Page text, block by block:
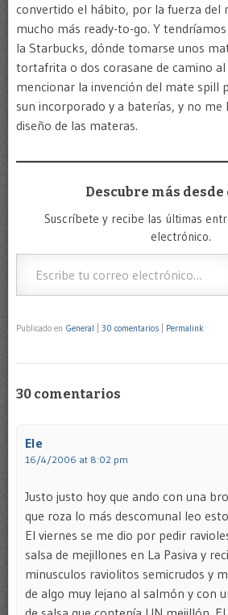
convertido el hábito, por la fuerza del
mucho más ready-to-go. Y
la Starbucks, dónde tomarse unos
tortafrita o dos corasane de camino al
mencionar la invención del mate spill
sun incorporado y a baterías, y no me
diseño de las materas.
Descubre más
Suscríbete y recibe las últimas
electrónico.
Escribe tu correo electrónico…
Publicado en General 30 comentarios Permalink
30 comentarios
Ele
16/4/2006 at 8:02 pm
Justo justo hoy que ando con una
que roza lo más descomunal leo
El viernes se me dio por pedir
salsa de mejillones en La Pasiva y
minusculos raviolitos semicrudos y
de algo muy lejano al salmón y con